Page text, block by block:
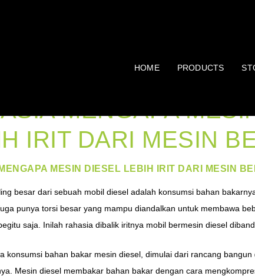
HOME PRODUCTS
MENGAPA
IRIT DARI MESIN
MESIN DIESEL LEBIH IRIT DARI MESIN
besar dari sebuah mobil diesel adalah konsumsi bahan
punya torsi besar yang mampu diandalkan untuk membawa
saja. Inilah rahasia dibalik iritnya mobil bermesin diesel
konsumsi bahan bakar mesin diesel, dimulai dari rancang bangun
Mesin diesel membakar bahan bakar dengan cara